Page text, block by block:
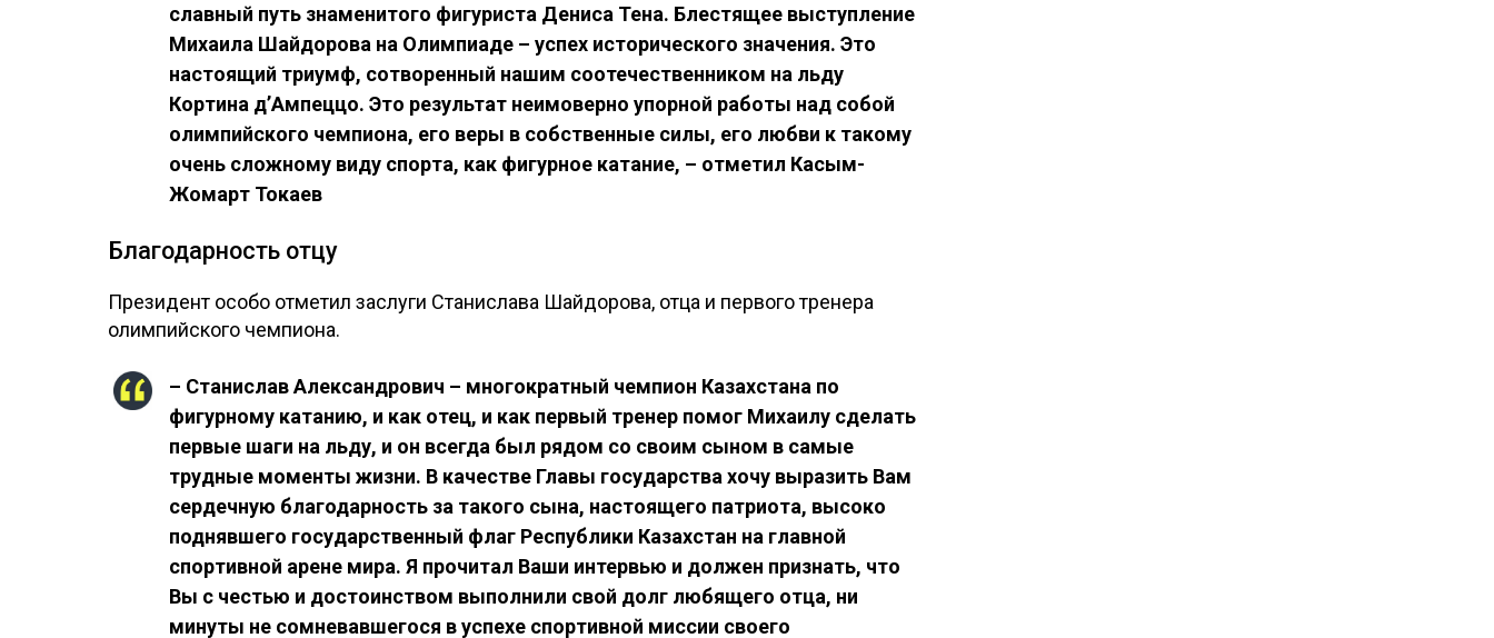
славный путь знаменитого фигуриста Дениса Тена. Блестящее выступление
Михаила Шайдорова на Олимпиаде – успех исторического значения. Это
настоящий триумф, сотворенный нашим соотечественником на льду
Кортина д’Ампеццо. Это результат неимоверно упорной работы над собой
олимпийского чемпиона, его веры в собственные силы, его любви к такому
очень сложному виду спорта, как фигурное катание, – отметил Касым-
Жомарт Токаев
Благодарность отцу
Президент особо отметил заслуги Станислава Шайдорова, отца и первого тренера
олимпийского чемпиона.
– Станислав Александрович – многократный чемпион Казахстана по
фигурному катанию, и как отец, и как первый тренер помог Михаилу сделать
первые шаги на льду, и он всегда был рядом со своим сыном в самые
трудные моменты жизни. В качестве Главы государства хочу выразить Вам
сердечную благодарность за такого сына, настоящего патриота, высоко
поднявшего государственный флаг Республики Казахстан на главной
спортивной арене мира. Я прочитал Ваши интервью и должен признать, что
Вы с честью и достоинством выполнили свой долг любящего отца, ни
минуты не сомневавшегося в успехе спортивной миссии своего